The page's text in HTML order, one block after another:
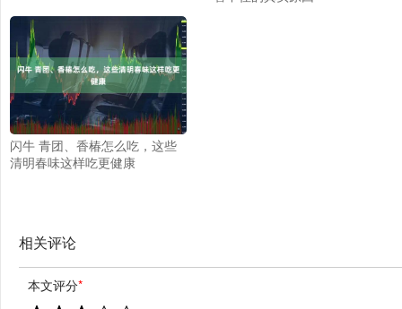
闪牛 青团、香椿怎么吃，这些
清明春味这样吃更健康
相关评论
本文评分*